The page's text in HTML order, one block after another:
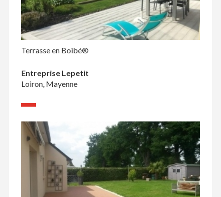
Terrasse en Boibé®
Entreprise Lepetit
Loiron, Mayenne